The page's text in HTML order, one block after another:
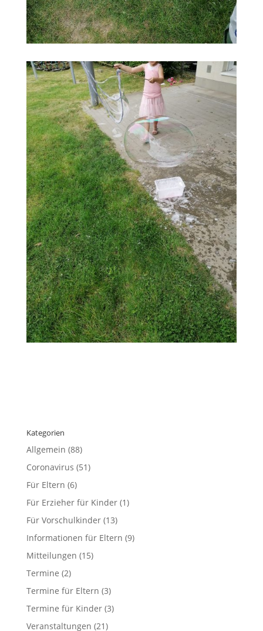
Kategorien
Allgemein (88)
Coronavirus (51)
Für Eltern (6)
Für Erzieher für Kinder(1)
Für Vorschulkinder(13)
Informationen für Eltern (9)
Mitteilungen (15)
Termine (2)
Termine für Eltern (3)
Termine für Kinder(3)
Veranstaltungen (21)